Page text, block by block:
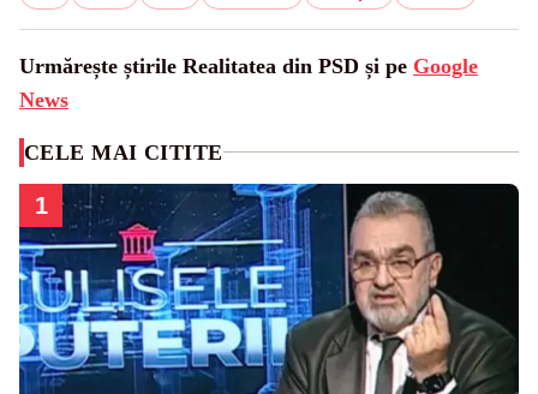
Urmărește știrile Realitatea din PSD și pe Google
News
CELE MAI CITITE
1